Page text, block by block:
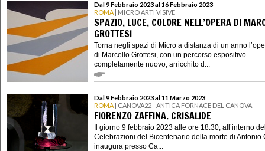
Dal 9 Febbraio 2023 al 16 Febbraio 2023
ROMA | MICRO ARTI VISIVE
SPAZIO, LUCE, COLORE NELL’OPERA DI
GROTTESI
Torna negli spazi di Micro a distanza di un anno
di Marcello Grottesi, con un percorso espositivo
completamente nuovo, arricchito d...
Dal 9 Febbraio 2023 al 11 Marzo 2023
ROMA | CANOVA22 - ANTICA FORNACE DEL CANOVA
FIORENZO ZAFFINA. CRISALIDE
Il giorno 9 febbraio 2023 alle ore 18.30, all’interno
Celebrazioni del Bicentenario della morte di Antonio
inaugura presso Ca...